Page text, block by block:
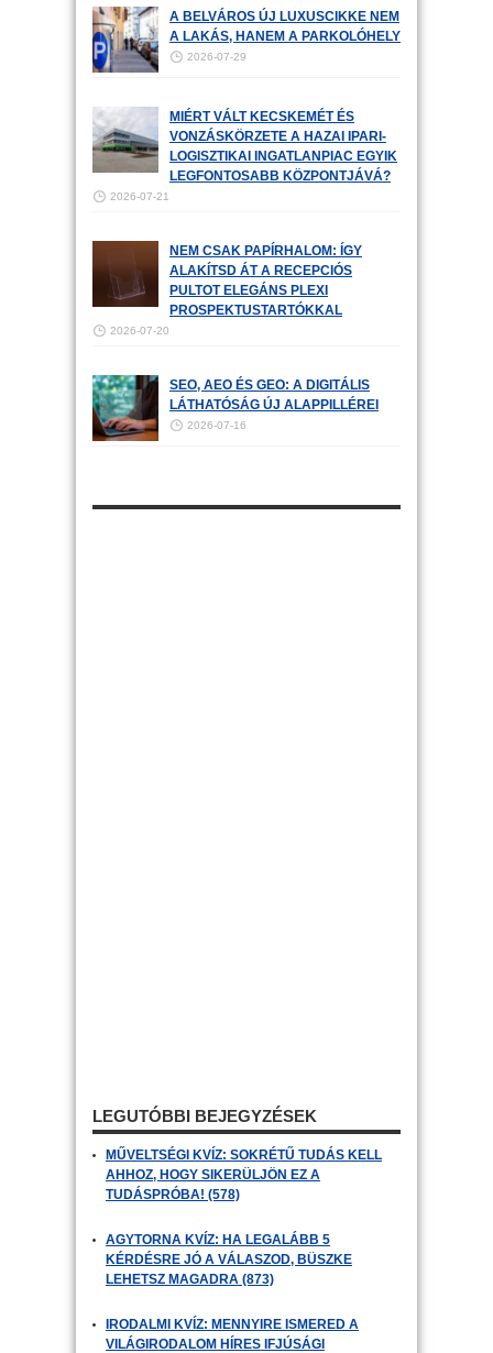
A BELVÁROS ÚJ LUXUSCIKKE NEM
A LAKÁS, HANEM A PARKOLÓHELY
2026-07-29
MIÉRT VÁLT KECSKEMÉT ÉS
VONZÁSKÖRZETE A HAZAI IPARI-
LOGISZTIKAI INGATLANPIAC EGYIK
LEGFONTOSABB KÖZPONTJÁVÁ?
2026-07-21
NEM CSAK PAPÍRHALOM: ÍGY
ALAKÍTSD ÁT A RECEPCIÓS
PULTOT ELEGÁNS PLEXI
PROSPEKTUSTARTÓKKAL
2026-07-20
SEO, AEO ÉS GEO: A DIGITÁLIS
LÁTHATÓSÁG ÚJ ALAPPILLÉREI
2026-07-16
LEGUTÓBBI BEJEGYZÉSEK
MŰVELTSÉGI KVÍZ: SOKRÉTŰ TUDÁS KELL
AHHOZ, HOGY SIKERÜLJÖN EZ A
TUDÁSPRÓBA! (578)
AGYTORNA KVÍZ: HA LEGALÁBB 5
KÉRDÉSRE JÓ A VÁLASZOD, BÜSZKE
LEHETSZ MAGADRA (873)
IRODALMI KVÍZ: MENNYIRE ISMERED A
VILÁGIRODALOM HÍRES IFJÚSÁGI